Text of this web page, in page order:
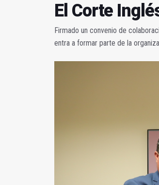
El Corte
Firmado un convenio de
entra a formar parte de la